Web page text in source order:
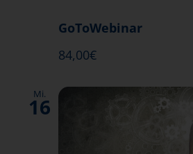
GoToWebinar
84,00€
Mi.
16